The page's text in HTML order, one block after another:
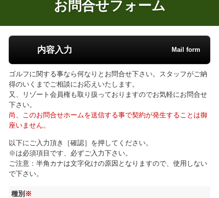
お問合せフォーム
内容入力 Mail form
ゴルフに関する事なら何なりとお問合せ下さい。スタッフがご納
得のいくまでご相談にお応えいたします。
又、リゾート会員権も取り扱っておりますのでお気軽にお問合せ
下さい。
尚、このお問合せホームを送信する事で契約が発生することは御
座いません。
以下にご入力頂き［確認］を押してください。
※は必須項目です、必ずご入力下さい。
ご注意：半角カナは文字化けの原因となりますので、使用しない
で下さい。
種別 ※